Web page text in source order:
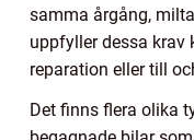
samma årgång,
uppfyller dessa krav
reparation eller till
Det finns flera olika